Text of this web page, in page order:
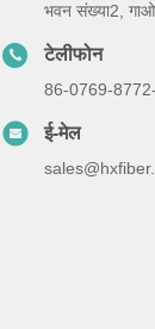
भवन संख्या2,
टेलीफोन
86-0769-
ई-मेल